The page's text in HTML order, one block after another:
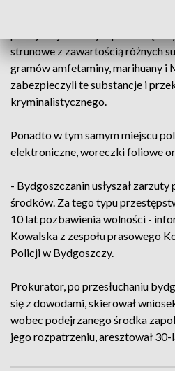
strunowe z zawartością różnych
gramów amfetaminy, marihuany i
zabezpieczyli te substancje i
kryminalistycznego.
Ponadto w tym samym miejscu
elektroniczne, woreczki foliowe
- Bydgoszczanin usłyszał
środków. Za tego typu
10 lat pozbawienia wolności -
Kowalska z zespołu prasowego
Policji w Bydgoszczy.
Prokurator, po przesłuchaniu
się z dowodami, skierował
wobec podejrzanego środka
jego rozpatrzeniu, aresztował